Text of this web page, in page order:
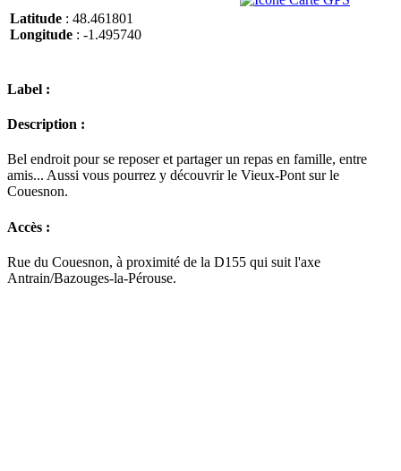
Latitude : 48.461801
Longitude : -1.495740
Label :
Description :
Bel endroit pour se reposer et partager un repas en famille, entre
amis... Aussi vous pourrez y découvrir le Vieux-Pont sur le
Couesnon.
Accès :
Rue du Couesnon, à proximité de la D155 qui suit l'axe
Antrain/Bazouges-la-Pérouse.